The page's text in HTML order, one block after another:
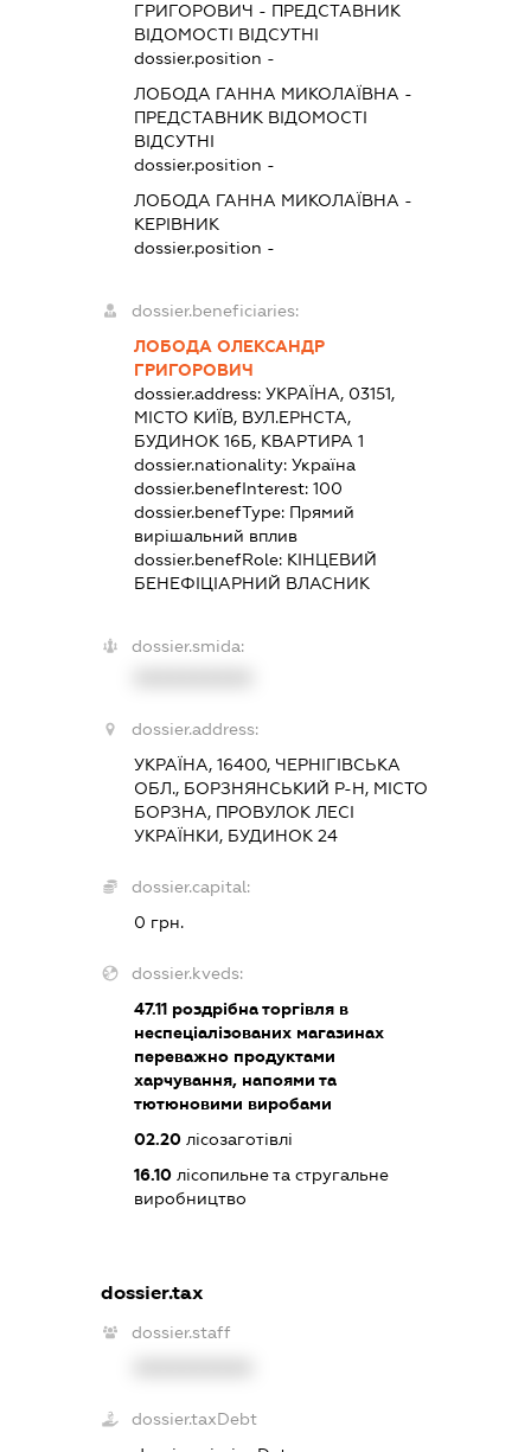
ГРИГОРОВИЧ - ПРЕДСТАВНИК
ВІДОМОСТІ ВІДСУТНІ
dossier.position -
ЛОБОДА ГАННА МИКОЛАЇВНА -
ПРЕДСТАВНИК ВІДОМОСТІ
ВІДСУТНІ
dossier.position -
ЛОБОДА ГАННА МИКОЛАЇВНА -
КЕРІВНИК
dossier.position -
dossier.beneficiaries:
ЛОБОДА ОЛЕКСАНДР
ГРИГОРОВИЧ
dossier.address:УКРАЇНА, 03151,
МІСТО КИЇВ, ВУЛ.ЕРНСТА,
БУДИНОК 16Б, КВАРТИРА 1
dossier.nationality:Україна
dossier.benefInterest:100
dossier.benefType: Прямий
вирішальний вплив
dossier.benefRole: КІНЦЕВИЙ
БЕНЕФІЦІАРНИЙ ВЛАСНИК
dossier.smida:
dossier.address:
УКРАЇНА, 16400, ЧЕРНІГІВСЬКА
ОБЛ., БОРЗНЯНСЬКИЙ Р-Н, МІСТО
БОРЗНА, ПРОВУЛОК ЛЕСІ
УКРАЇНКИ, БУДИНОК 24
dossier.capital:
0 грн.
dossier.kveds:
47.11 роздрібна торгівля в
неспеціалізованих магазинах
переважно продуктами
харчування, напоями та
тютюновими виробами
02.20 лісозаготівлі
16.10 лісопильне та стругальне
виробництво
dossier.tax
dossier.staff
dossier.taxDebt